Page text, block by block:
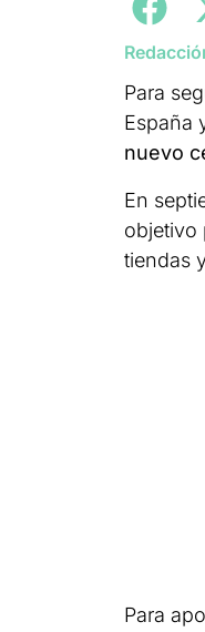
Para
España
nuevo
En
objetivo
tiendas
Para